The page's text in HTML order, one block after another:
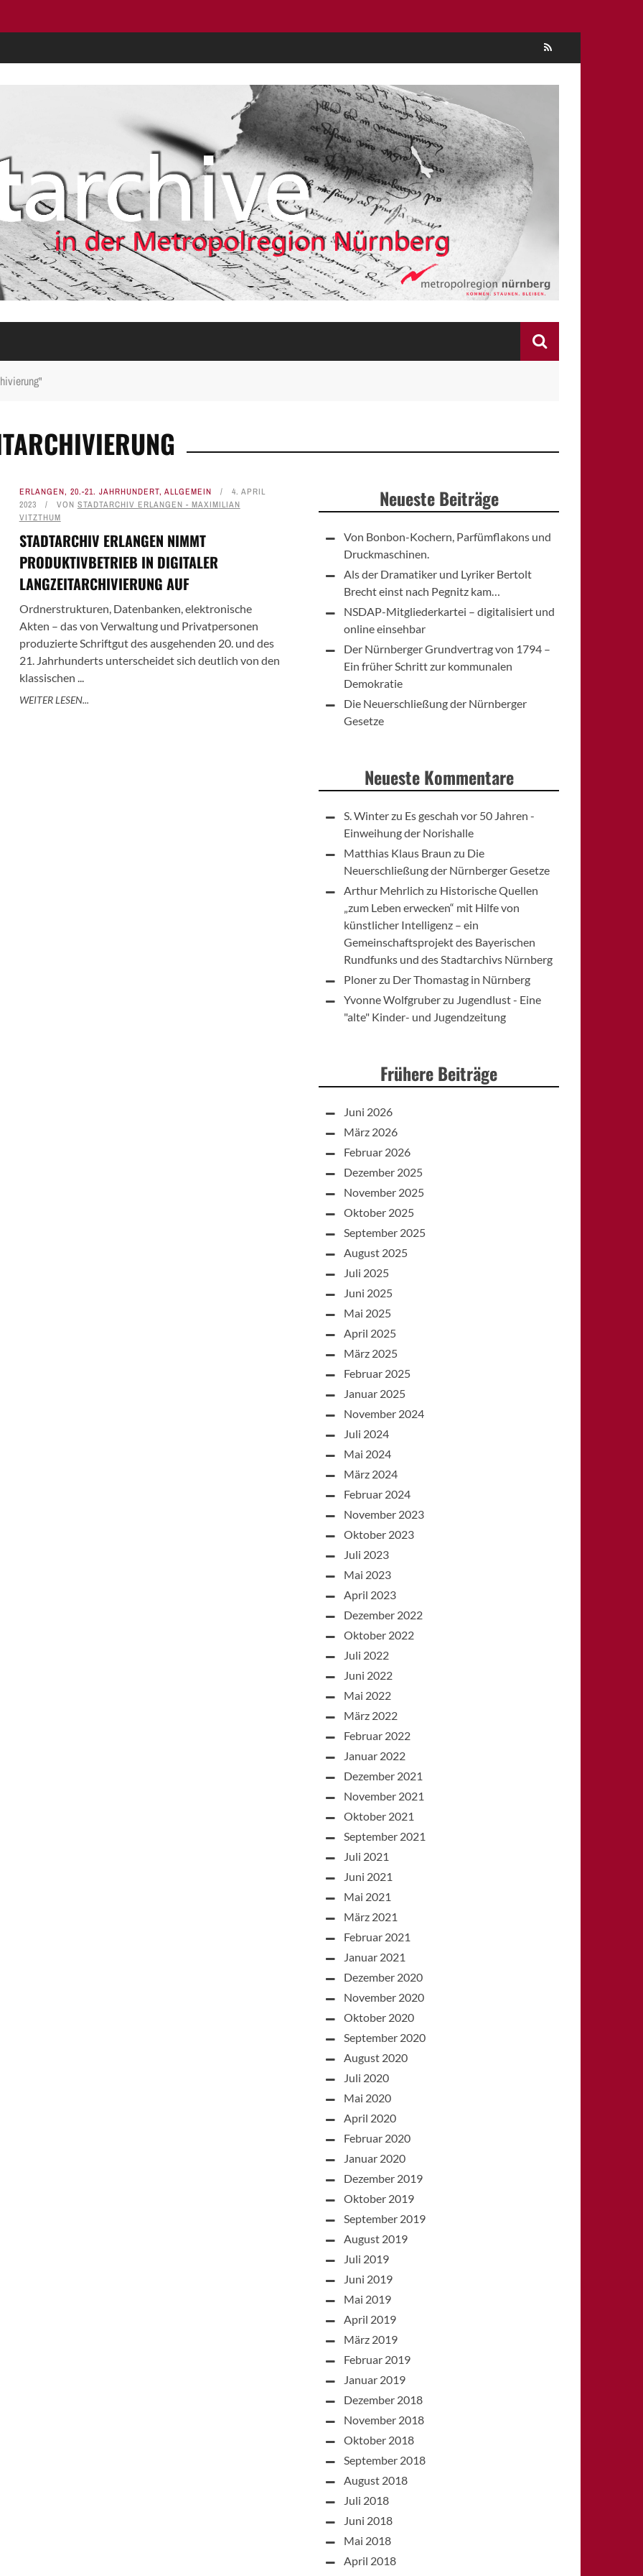
ERLANGEN, 20.-21. JAHRHUNDERT, ALLGEMEIN
4. APRIL
2023
VON STADTARCHIV ERLANGEN - MAXIMILIAN
VITZTHUM
STADTARCHIV ERLANGEN NIMMT
PRODUKTIVBETRIEB IN DIGITALER
LANGZEITARCHIVIERUNG AUF
Ordnerstrukturen, Datenbanken, elektronische
Akten – das von Verwaltung und Privatpersonen
produzierte Schriftgut des ausgehenden 20. und des
21. Jahrhunderts unterscheidet sich deutlich von den
klassischen ...
WEITER LESEN...
Neueste Beiträge
Von Bonbon-Kochern, Parfümflakons und
Druckmaschinen.
Als der Dramatiker und Lyriker Bertolt
Brecht einst nach Pegnitz kam…
NSDAP-Mitgliederkartei – digitalisiert und
online einsehbar
Der Nürnberger Grundvertrag von 1794 –
Ein früher Schritt zur kommunalen
Demokratie
Die Neuerschließung der Nürnberger
Gesetze
Neueste Kommentare
S. Winterzu Es geschah vor 50 Jahren -
Einweihung der Norishalle
Matthias Klaus Braun zu Die
Neuerschließung der Nürnberger Gesetze
Arthur Mehrlich zu Historische Quellen
„zum Leben erwecken“ mit Hilfe von
künstlicher Intelligenz – ein
Gemeinschaftsprojekt des Bayerischen
Rundfunks und des Stadtarchivs Nürnberg
Plonerzu Der Thomastag in Nürnberg
Yvonne Wolfgruberzu Jugendlust - Eine
"alte" Kinder- und Jugendzeitung
Frühere Beiträge
Juni 2026
März 2026
Februar 2026
Dezember 2025
November 2025
Oktober 2025
September 2025
August 2025
Juli 2025
Juni 2025
Mai 2025
April 2025
März 2025
Februar 2025
Januar 2025
November 2024
Juli 2024
Mai 2024
März 2024
Februar 2024
November 2023
Oktober 2023
Juli 2023
Mai 2023
April 2023
Dezember 2022
Oktober 2022
Juli 2022
Juni 2022
Mai 2022
März 2022
Februar 2022
Januar 2022
Dezember 2021
November 2021
Oktober 2021
September 2021
Juli 2021
Juni 2021
Mai 2021
März 2021
Februar 2021
Januar 2021
Dezember 2020
November 2020
Oktober 2020
September 2020
August 2020
Juli 2020
Mai 2020
April 2020
Februar 2020
Januar 2020
Dezember 2019
Oktober 2019
September 2019
August 2019
Juli 2019
Juni 2019
Mai 2019
April 2019
März 2019
Februar 2019
Januar 2019
Dezember 2018
November 2018
Oktober 2018
September 2018
August 2018
Juli 2018
Juni 2018
Mai 2018
April 2018